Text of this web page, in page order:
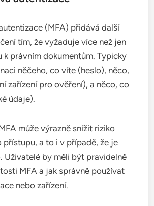
(MFA) přidává další
tím, že vyžaduje více než jen
k právním dokumentům. Typicky
něčeho, co víte (heslo), něco,
zařízení pro ověření), a něco, co
údaje).
může výrazně snížit riziko
přístupu, a to i v případě, že je
Uživatelé by měli být pravidelně
MFA a jak správně používat
nebo zařízení.